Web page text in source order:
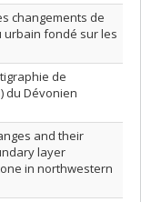
changements de
urbain fondé sur les
de
du Dévonien
and their
layer
in northwestern